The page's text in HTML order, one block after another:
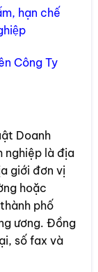
hạn chế
Công Ty
Doanh
nghiệp là địa
giới đơn vị
hoặc
phố
ương. Đồng
số fax và